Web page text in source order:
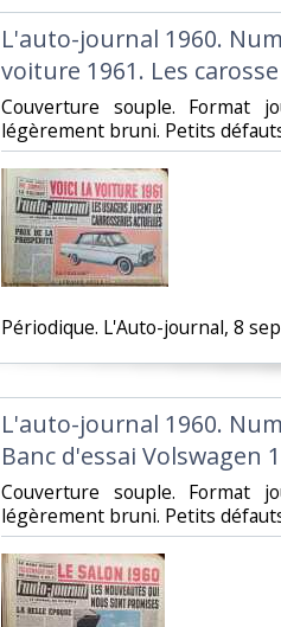
‎L'auto-journal 1960.
voiture 1961. Les
‎Couverture souple. Format
légèrement bruni. Petits
‎Périodique. L'Auto-journal, 8
‎L'auto-journal 1960.
Banc d'essai Volswagen
‎Couverture souple. Format
légèrement bruni. Petits